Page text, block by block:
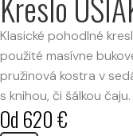
Klasické pohodlné
použité masívne
pružinová kostra v
s knihou, či šálkou čaju.
Od 620€